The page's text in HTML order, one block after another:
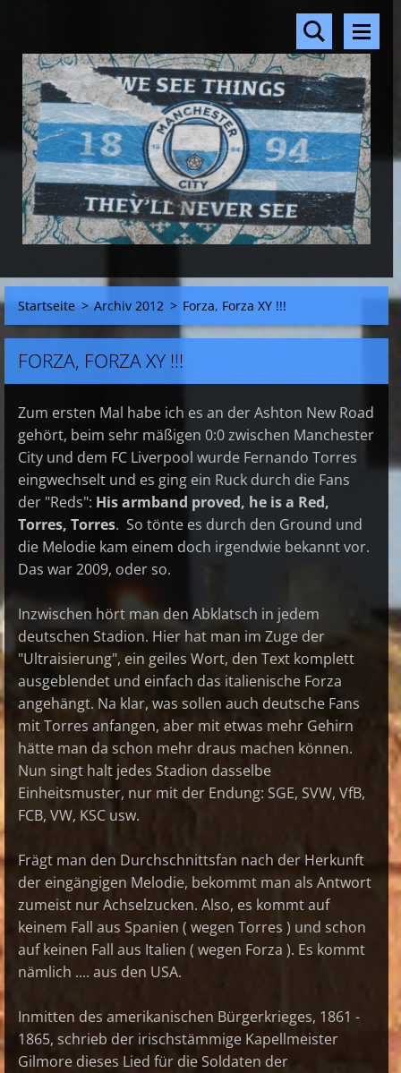
Startseite > Archiv 2012 > Forza, Forza XY !!!
FORZA, FORZA XY !!!
Zum ersten Mal habe ich es an der Ashton New Road
gehört, beim sehr mäßigen 0:0 zwischen Manchester
City und dem FC Liverpool wurde Fernando Torres
eingwechselt und es ging ein Ruck durch die Fans
der "Reds": His armband proved, he is a Red,
Torres, Torres. So tönte es durch den Ground und
die Melodie kam einem doch irgendwie bekannt vor.
Das war 2009, oder so.
Inzwischen hört man den Abklatsch in jedem
deutschen Stadion. Hier hat man im Zuge der
"Ultraisierung", ein geiles Wort, den Text komplett
ausgeblendet und einfach das italienische Forza
angehängt. Na klar, was sollen auch deutsche Fans
mit Torres anfangen, aber mit etwas mehr Gehirn
hätte man da schon mehr draus machen können.
Nun singt halt jedes Stadion dasselbe
Einheitsmuster, nur mit der Endung: SGE, SVW, VfB,
FCB, VW, KSC usw.
Frägt man den Durchschnittsfan nach der Herkunft
der eingängigen Melodie, bekommt man als Antwort
zumeist nur Achselzucken. Also, es kommt auf
keinem Fall aus Spanien ( wegen Torres ) und schon
auf keinen Fall aus Italien ( wegen Forza ). Es kommt
nämlich .... aus den USA.
Inmitten des amerikanischen Bürgerkrieges, 1861 -
1865, schrieb der irischstämmige Kapellmeister
Gilmore dieses Lied für die Soldaten der